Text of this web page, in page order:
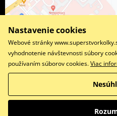
Facebook
Copyright © 2026
Všetky
Prepnúť na
Nastavenie cookies
Webové stránky
vyhodnotenie návštevnosti súbory
používaním súborov cookies.Viac